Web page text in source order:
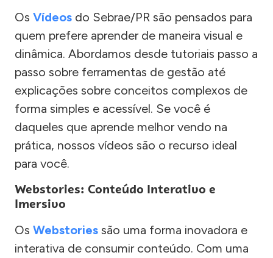
Os Vídeos do Sebrae/PR são pensados para
quem prefere aprender de maneira visual e
dinâmica. Abordamos desde tutoriais passo a
passo sobre ferramentas de gestão até
explicações sobre conceitos complexos de
forma simples e acessível. Se você é
daqueles que aprende melhor vendo na
prática, nossos vídeos são o recurso ideal
para você.
Webstories: Conteúdo Interativo e
Imersivo
Os Webstories são uma forma inovadora e
interativa de consumir conteúdo. Com uma